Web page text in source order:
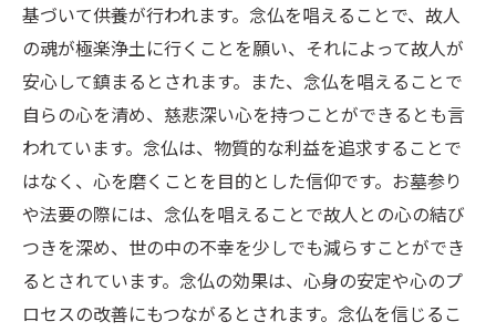
基づいて供養が行われます。念仏を唱えることで、故人
の魂が極楽浄土に行くことを願い、それによって故人が
安心して鎮まるとされます。また、念仏を唱えることで
自らの心を清め、慈悲深い心を持つことができるとも言
われています。念仏は、物質的な利益を追求することで
はなく、心を磨くことを目的とした信仰です。お墓参り
や法要の際には、念仏を唱えることで故人との心の結び
つきを深め、世の中の不幸を少しでも減らすことができ
るとされています。念仏の効果は、心身の安定や心のプ
ロセスの改善にもつながるとされます。念仏を信じるこ